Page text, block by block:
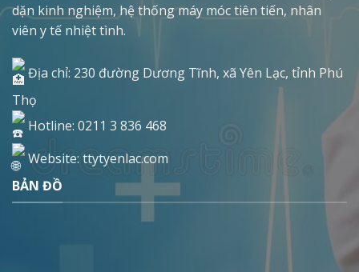
dặn kinh nghiệm, hệ thống máy móc tiên tiến, nhân
viên y tế nhiệt tình.
Địa chỉ: 230 đường Dương Tĩnh, xã Yên Lạc, tỉnh Phú
Thọ
Hotline: 0211 3 836 468
Website: ttytyenlac.com
BẢN ĐỒ